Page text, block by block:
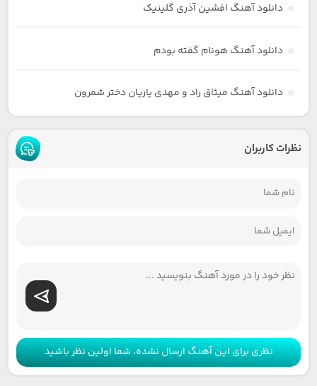
دانلود آهنگ افشین آذری گلینیک
دانلود آهنگ هونام گفته بودم
دانلود آهنگ میثاق راد و مهدی یاریان دختر شمرون
نظرات کاربران
نظری برای این آهنگ ارسال نشده، شما اولین نظر باشید